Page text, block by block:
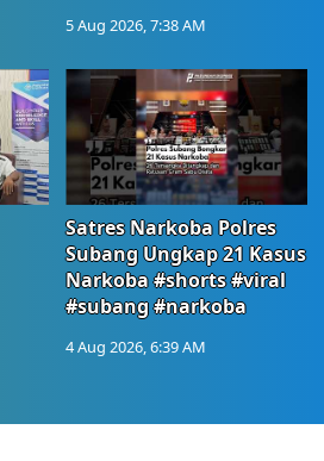
5 Aug 2026, 7:38 AM
Satres Narkoba Polres
Subang Ungkap 21 Kasus
Narkoba #shorts #viral
#subang #narkoba
4 Aug 2026, 6:39 AM